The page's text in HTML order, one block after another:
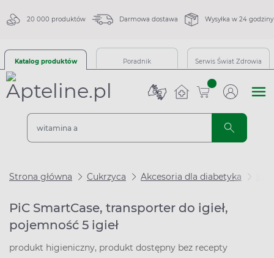
20 000 produktów Darmowa dostawa Wysyłka w 24 godziny
Katalog produktów Poradnik Serwis Świat Zdrowia
sztuk
Strona główna Cukrzyca Akcesoria dla diabetyka
PiC SmartCase, transporter do igieł,
pojemność 5 igieł
produkt higieniczny, produkt dostępny bez recepty